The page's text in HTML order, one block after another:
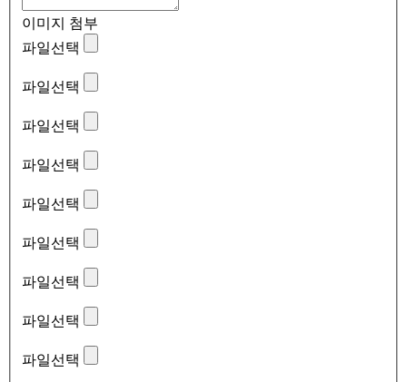
이미지 첨부
파일선택
파일선택
파일선택
파일선택
파일선택
파일선택
파일선택
파일선택
파일선택